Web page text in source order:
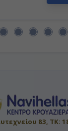
83, ΤΚ: